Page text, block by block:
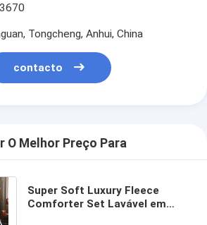
Tongcheng, Anhui, China
contacto
O Melhor Preço Para
Super Soft Luxury Fleece
Comforter Set Lavável em